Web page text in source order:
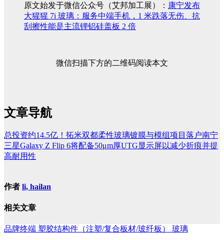
原文始发于微信公众号（艾邦加工展）： 康宁发布
大猩猩 7i 玻璃：服务中端手机，1 米跌落无伤、抗
刮擦性能是主流锂铝硅盖板 2 倍
微信扫描下方的二维码阅读本文
文章导航
总投资约14.5亿！拓米双都柔性玻璃镀膜与模组项目落户南宁
三星Galaxy Z Flip 6将配备50μm厚UTG显示屏以减少折痕并提
高耐用性
作者 li, hailan
相关文章
品牌终端 塑胶结构件（注塑/复合板材/玻纤板） 玻璃